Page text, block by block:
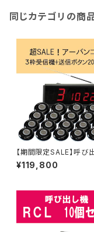
同じカテゴリの商
【期間限定SALE】呼び
ル アーバンコール20
タン20個セット
¥119,800